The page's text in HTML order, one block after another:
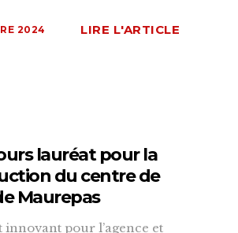
2024 LIRE L'ARTICLE
lauréat pour la
du centre de
Maurepas
pour l’agence et